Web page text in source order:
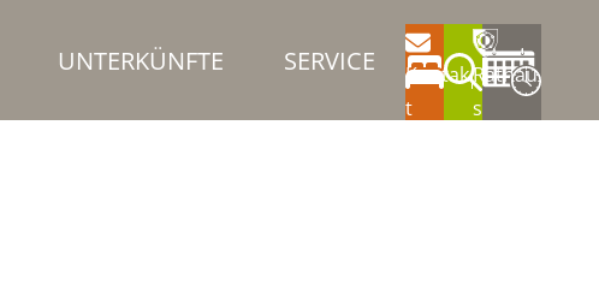
UNTERKÜNFTE SERVICE
Kontak
t
Rathau
s